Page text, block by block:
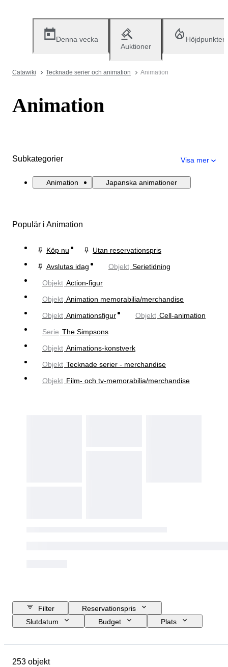
Denna vecka
Auktioner
Höjdpunkter
Catawiki Tecknade serier och animation Animation
Animation
Subkategorier Visa mer
Animation Japanska animationer
Populär i Animation
Köp nu
Utan reservationspris
Avslutas idag
Objekt Serietidning
Objekt Action-figur
Objekt Animation memorabilia/merchandise
Objekt Animationsfigur Objekt Cell-animation
Serie The Simpsons
Objekt Animations-konstverk
Objekt Tecknade serier - merchandise
Objekt Film- och tv-memorabilia/merchandise
Filter
Reservationspris
Slutdatum
Budget
Plats
Material
253 objekt